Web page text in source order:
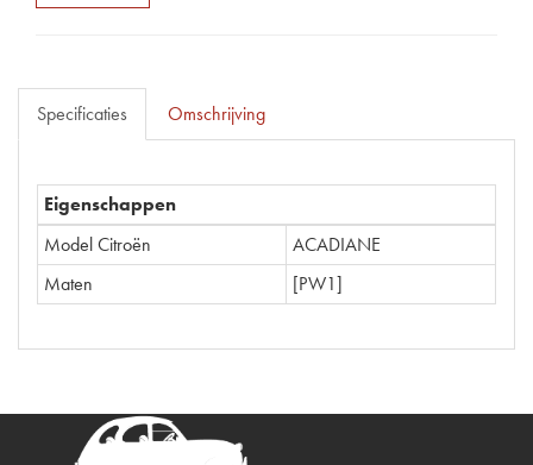
Specificaties Omschrijving
Eigenschappen
Model Citroën
ACADIANE
Maten
[PW1]